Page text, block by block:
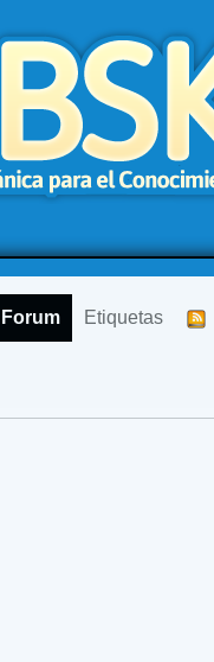
Forum Etiquetas